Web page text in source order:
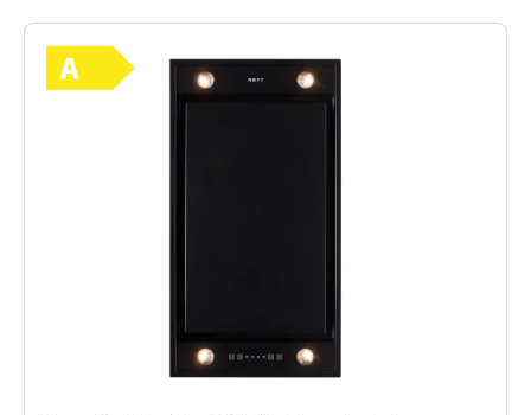
Energieklasse A. Höchste bis niedrigste